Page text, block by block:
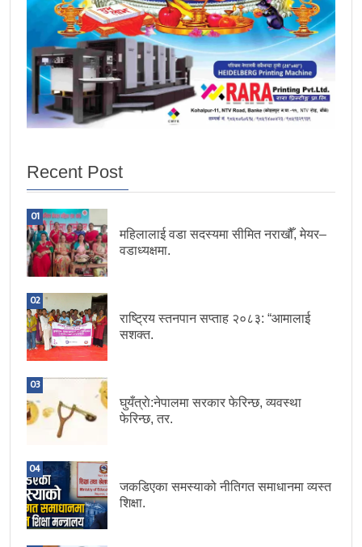
Recent Post
01
महिलालाई वडा सदस्यमा सीमित नराखौँ, मेयर–
वडाध्यक्षमा.
02
राष्ट्रिय स्तनपान सप्ताह २०८३: “आमालाई
सशक्त.
03
घुयँत्राे:नेपालमा सरकार फेरिन्छ, व्यवस्था
फेरिन्छ, तर.
04
जकडिएका समस्याको नीतिगत समाधानमा व्यस्त
शिक्षा.